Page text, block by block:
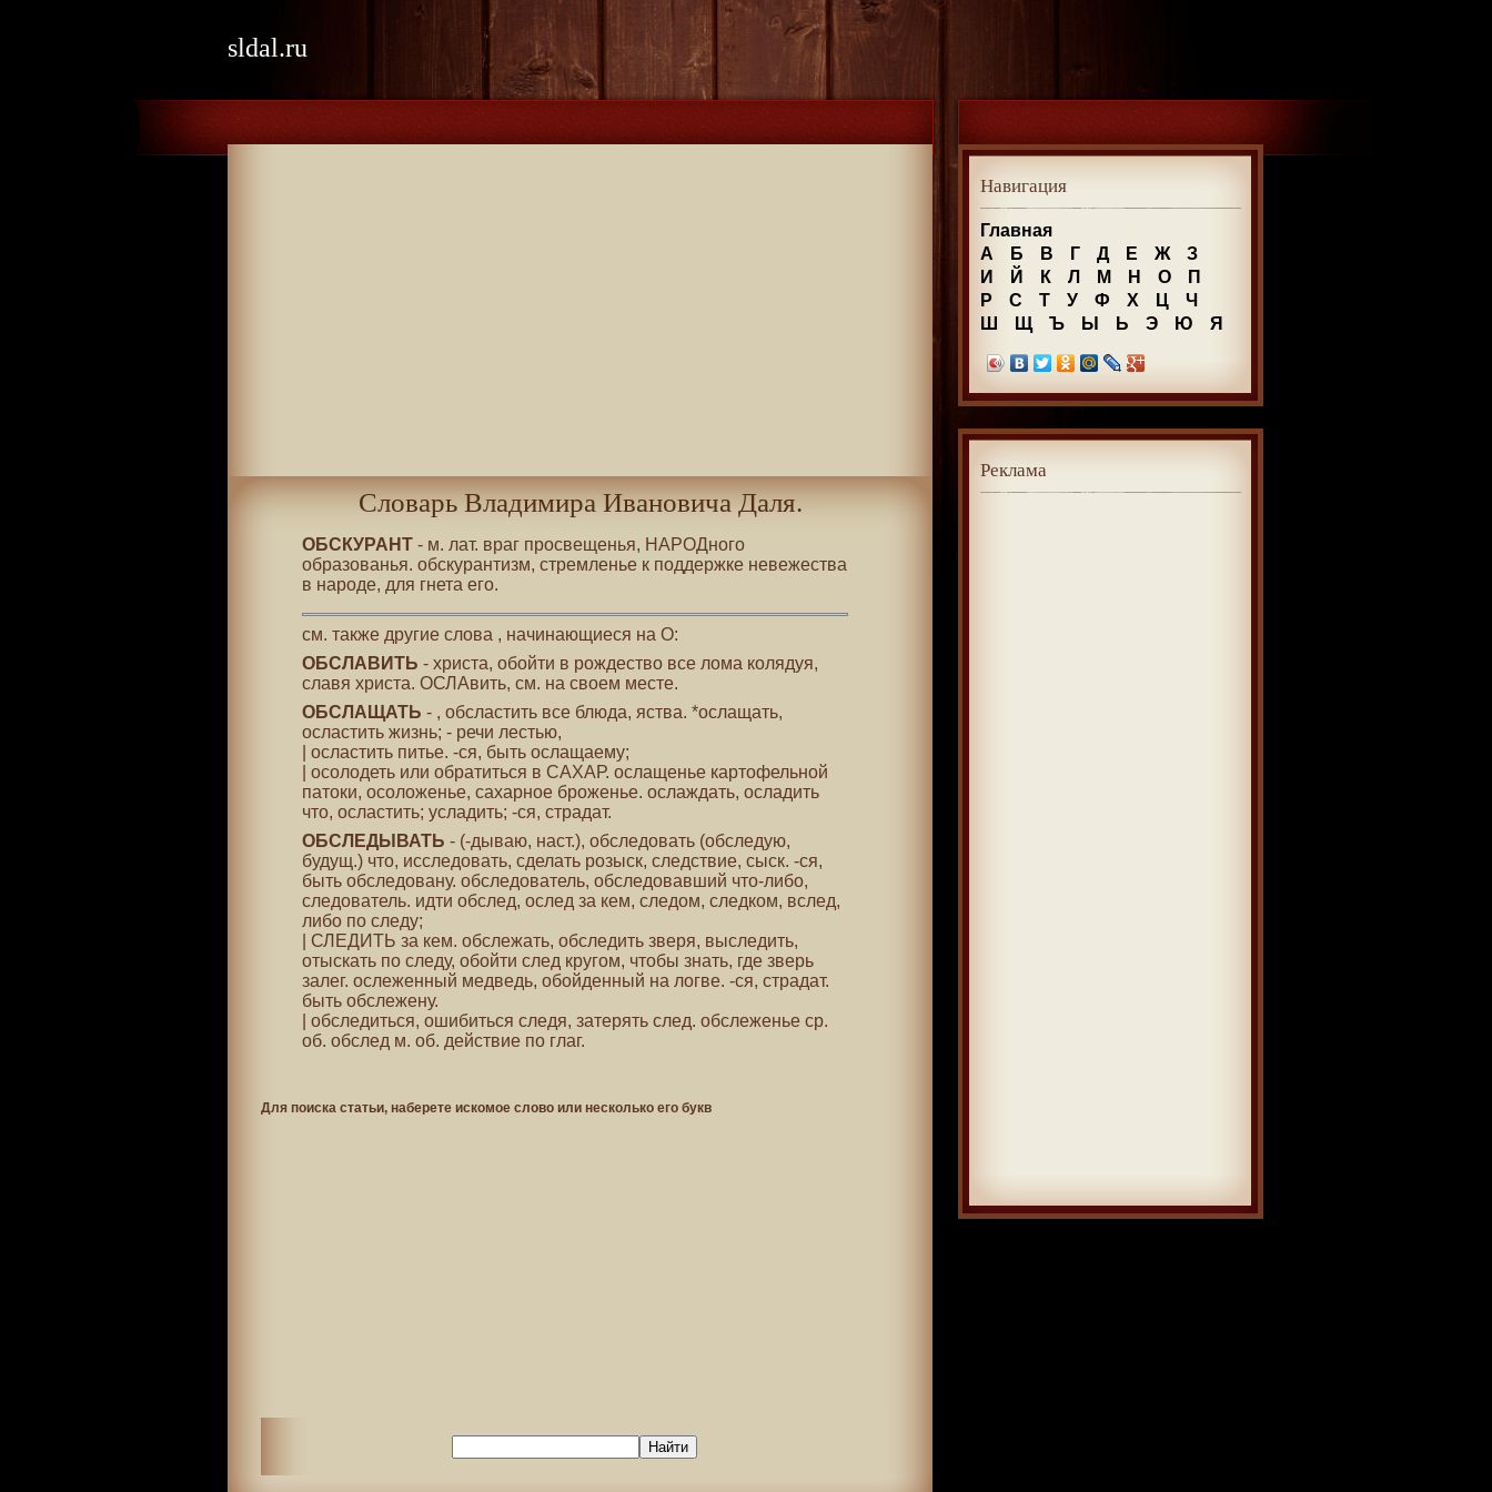
sldal.ru
Словарь Владимира Ивановича Даля.
ОБСКУРАНТ- м. лат. враг просвещенья, НАРОДного
образованья. обскурантизм, стремленье к поддержке невежества
в народе, для гнета его.
см. также другие слова , начинающиеся на О:
ОБСЛАВИТЬ - христа, обойти в рождество все лома колядуя,
славя христа. ОСЛАвить, см. на своем месте.
ОБСЛАЩАТЬ - , обсластить все блюда, яства. *ослащать,
осластить жизнь; - речи лестью,
| осластить питье. -ся, быть ослащаему;
| осолодеть или обратиться в САХАР. ослащенье картофельной
патоки, осоложенье, сахарное броженье. ослаждать, осладить
что, осластить; усладить; -ся, страдат.
ОБСЛЕДЫВАТЬ - (-дываю, наст.), обследовать (обследую,
будущ.) что, исследовать, сделать розыск, следствие, сыск. -ся,
быть обследовану. обследователь, обследовавший что-либо,
следователь. идти обслед, ослед за кем, следом, следком, вслед,
либо по следу;
| СЛЕДИТЬ за кем. обслежать, обследить зверя, выследить,
отыскать по следу, обойти след кругом, чтобы знать, где зверь
залег. ослеженный медведь, обойденный на логве. -ся, страдат.
быть обслежену.
| обследиться, ошибиться следя, затерять след. обслеженье ср.
об. обслед м. об. действие по глаг.
Для поиска статьи, наберете искомое слово или несколько его букв
Навигация
Главная
А
Б В Г Д Е Ж
З
И
Й К Л М Н О
П
Р
С Т У Ф Х Ц
Ч
Ш
Щ Ъ Ы Ь Э Ю Я
Реклама